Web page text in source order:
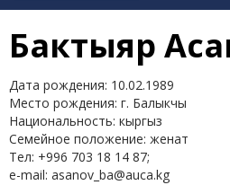
Бактыяр
Дата рождения: 10.02.1989
Место рождения: г. Балыкчы
Национальность: кыргыз
Семейное положение: женат
Тел: +996 703 18 14 87;
e-mail: asanov_ba@auca.kg